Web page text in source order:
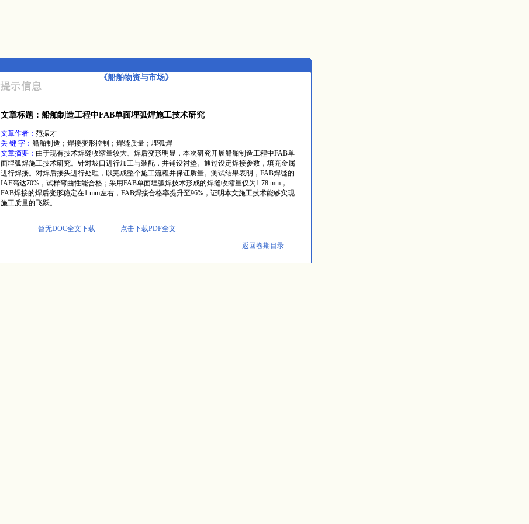
《船舶物资与市场》
文章标题：船舶制造工程中FAB单面埋弧焊施工技术研究
文章作者： 范振才
关 键 字： 船舶制造；焊接变形控制；焊缝质量；埋弧焊
文章摘要： 由于现有技术焊缝收缩量较大、焊后变形明显，本次研究开展船舶制造工程中FAB单
面埋弧焊施工技术研究。针对坡口进行加工与装配，并铺设衬垫。通过设定焊接参数，填充金属
进行焊接。对焊后接头进行处理，以完成整个施工流程并保证质量。测试结果表明，FAB焊缝的
IAF高达70%，试样弯曲性能合格；采用FAB单面埋弧焊技术形成的焊缝收缩量仅为1.78 mm，
FAB焊接的焊后变形稳定在1 mm左右，FAB焊接合格率提升至96%，证明本文施工技术能够实现
施工质量的飞跃。
暂无DOC全文下载 点击下载PDF全文
返回卷期目录